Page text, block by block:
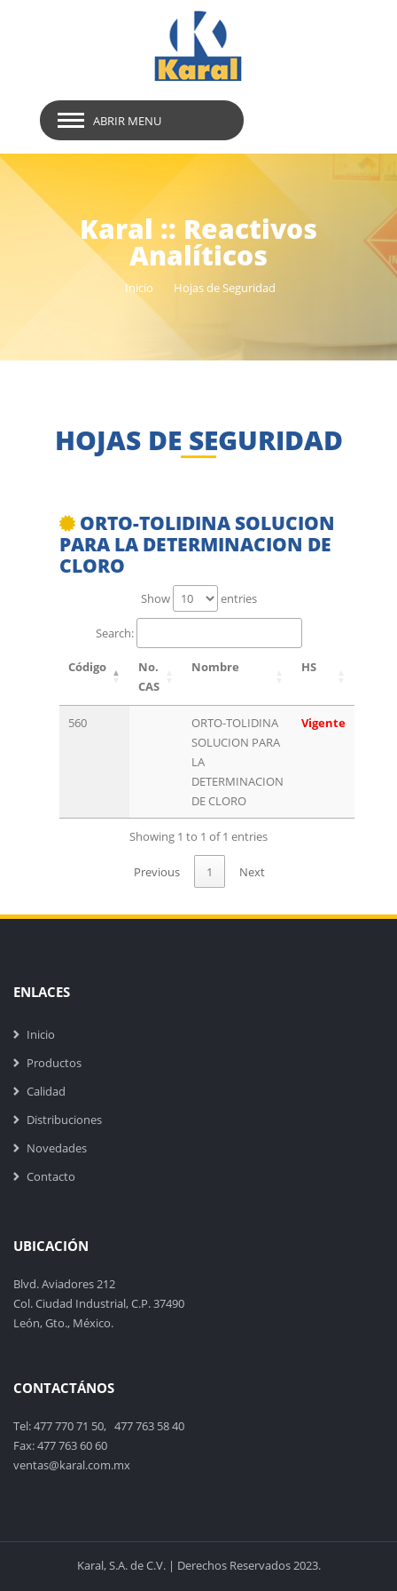
ABRIR MENU
Karal :: Reactivos
Analíticos
Inicio Hojas de Seguridad
HOJAS DE SEGURIDAD
ORTO-TOLIDINA SOLUCION
PARA LA DETERMINACION DE
CLORO
Show entries
Search:
Código
No.
CAS
Nombre HS
560
ORTO-TOLIDINA
SOLUCION PARA
LA
DETERMINACION
DE CLORO
Vigente
Showing 1 to 1 of 1 entries
Previous 1 Next
ENLACES
Inicio
Productos
Calidad
Distribuciones
Novedades
Contacto
UBICACIÓN
Blvd. Aviadores 212
Col. Ciudad Industrial, C.P. 37490
León, Gto., México.
CONTACTÁNOS
Tel: 477 770 71 50, 477 763 58 40
Fax: 477 763 60 60
ventas@karal.com.mx
Karal, S.A. de C.V. | Derechos Reservados 2023.